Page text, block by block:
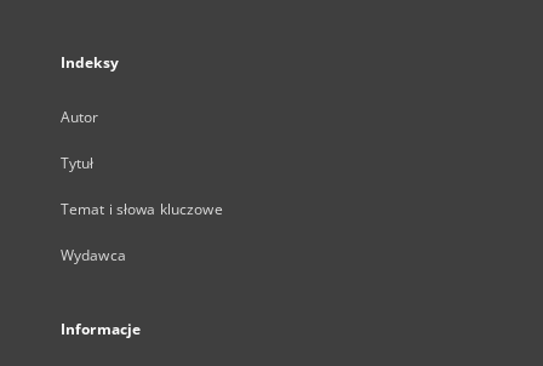
Indeksy
Autor
Tytuł
Temat i słowa kluczowe
Wydawca
Informacje